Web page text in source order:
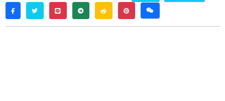
facebooktwitterline telegramreddit pinterestweixin